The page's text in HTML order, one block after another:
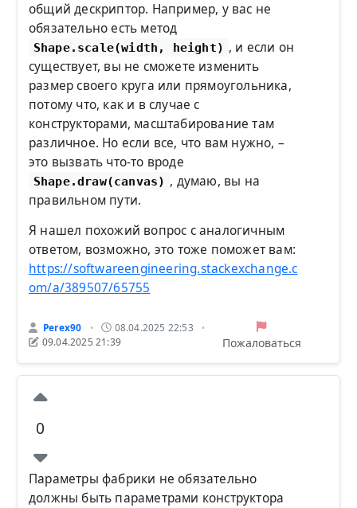
общий дескриптор. Например, у вас не
обязательно есть метод
Shape.scale(width, height) , и если он
существует, вы не сможете изменить
размер своего круга или прямоугольника,
потому что, как и в случае с
конструкторами, масштабирование там
различное. Но если все, что вам нужно, –
это вызвать что-то вроде
Shape.draw(canvas) , думаю, вы на
правильном пути.
Я нашел похожий вопрос с аналогичным
ответом, возможно, это тоже поможет вам:
https://softwareengineering.stackexchange.c
om/a/389507/65755
Perex90 • 08.04.2025 22:53 •
09.04.2025 21:39 Пожаловаться
0
Параметры фабрики не обязательно
должны быть параметрами конструктора